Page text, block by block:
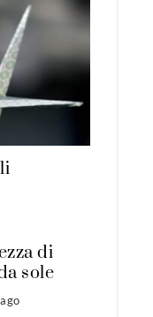
di
sole